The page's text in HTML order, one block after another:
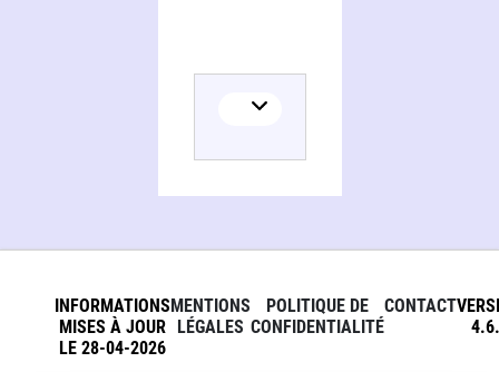
INFORMATIONS
MISES À JOUR
LE 28-04-2026
MENTIONS
LÉGALES
POLITIQUE DE
CONFIDENTIALITÉ
CONTACT